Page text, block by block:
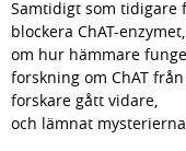
Samtidigt som tidigare
blockera ChAT-
om hur hämmare
forskning om ChAT
forskare gått vidare,
och lämnat